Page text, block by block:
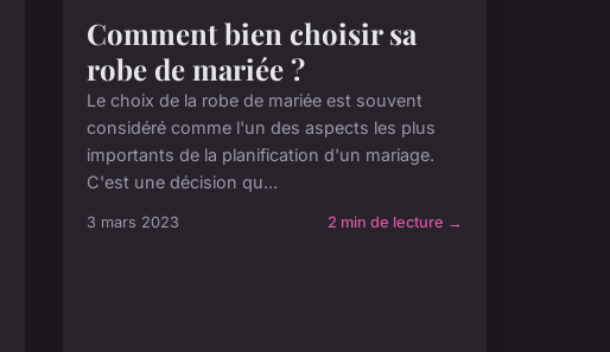
Comment bien choisir sa
robe de mariée ?
Le choix de la robe de mariée est souvent
considéré comme l'un des aspects les plus
importants de la planification d'un mariage.
C'est une décision qu...
3 mars 2023 2 min de lecture →